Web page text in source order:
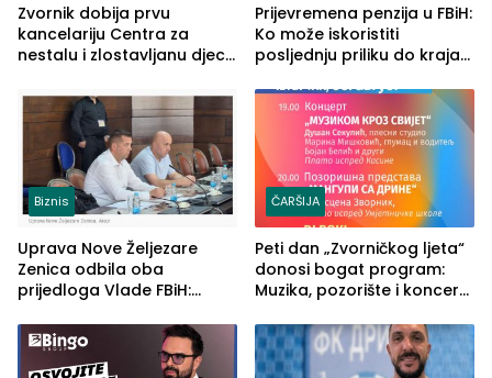
Zvornik dobija prvu
kancelariju Centra za
nestalu i zlostavljanu djecu
Prijevremena penzija u FBiH:
Ko može iskoristiti
posljednju priliku do kraja
Biznis
Uprava Nove Željezare
Zenica odbila oba
prijedloga Vlade FBiH:
rješenje
ČARŠIJA
Peti dan „Zvorničkog ljeta“
donosi bogat program:
Muzika, pozorište i koncert